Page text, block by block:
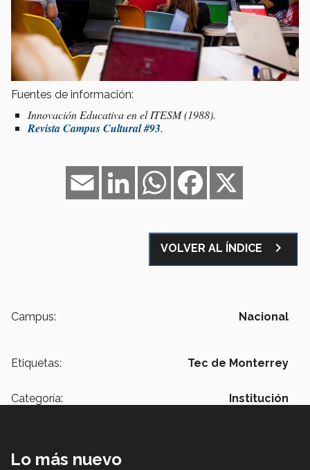
Fuentes de información:
Innovación Educativa en el ITESM (1988).
Revista Campus Cultural #93.
Facebook
WhatsApp
LinkedIn
Email
VOLVER AL ÍNDICE navigate_next
Campus: Nacional
Etiquetas: Tec de Monterrey
Categoría: Institución
Lo más nuevo